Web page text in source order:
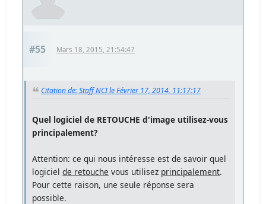
#55 Mars 18, 2015, 21:54:47
Citation de: Staff NCI le Février 17, 2014, 11:17:17
Quel logiciel de RETOUCHE d'image utilisez-vous
principalement?
Attention: ce qui nous intéresse est de savoir quel
logicielde retouche vous utilisez principalement.
Pour cette raison, une seule réponse sera
possible.